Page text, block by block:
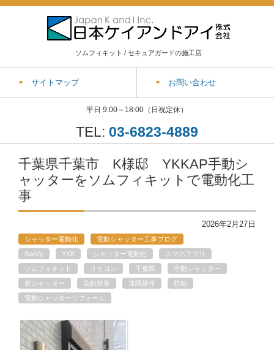
ソムフィキット / セキュアガードの施工店
サイトマップ お問い合わせ
平日 9:00～18:00（日祝定休）
TEL: 03-6823-4889
千葉県千葉市 K様邸 YKKAP手動シ
ャッターをソムフィキットで電動化工
事
2026年2月27日
シャッター電動化
電動シャッター工事ブログ
Somfy
YKK シャッター電動化
スマホアプリ
ソムフィキット
リモコン 千葉県
手動シャッター
窓シャッター
花粉対策 遠隔操作
防犯
電動シャッターリフォーム